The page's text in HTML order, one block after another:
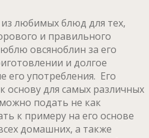
любимых блюд для тех,
и правильного
овсяноблин за его
и долгое
его употребления. Его
основу для самых различных
подать не как
к примеру на его основе
домашних, а также